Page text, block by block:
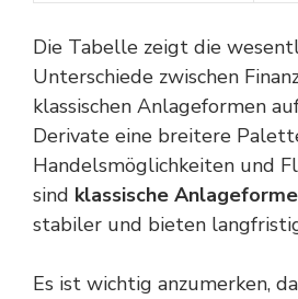
Die Tabelle zeigt die
Unterschiede zwischen
klassischen Anlageformen
Derivate eine breitere
Handelsmöglichkeiten und
sind klassische
stabiler und bieten
Es ist wichtig anzumerken,